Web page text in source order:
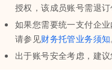
授权，该成员账号需退
如果您需要统一支付企
请参见财务托管业务须知
出于账号安全考虑，建
效搭建 AI 应用